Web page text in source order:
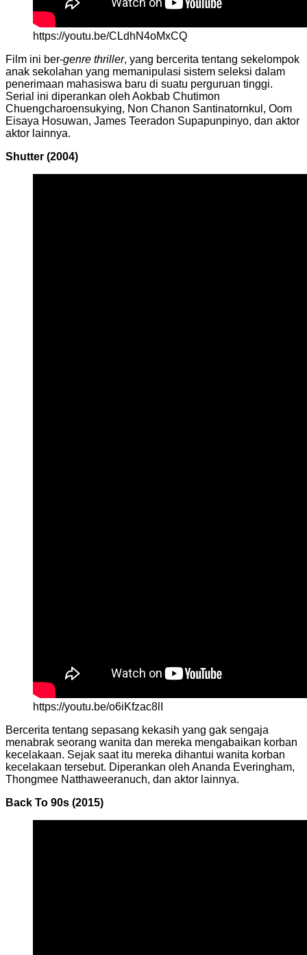
https://youtu.be/CLdhN4oMxCQ
Film ini ber-genre thriller, yang bercerita tentang sekelompok
anak sekolahan yang memanipulasi sistem seleksi dalam
penerimaan mahasiswa baru di suatu perguruan tinggi.
Serial ini diperankan oleh Aokbab Chutimon
Chuengcharoensukying, Non Chanon Santinatornkul, Oom
Eisaya Hosuwan, James Teeradon Supapunpinyo, dan aktor
aktor lainnya.
Shutter (2004)
https://youtu.be/o6iKfzac8lI
Bercerita tentang sepasang kekasih yang gak sengaja
menabrak seorang wanita dan mereka mengabaikan korban
kecelakaan. Sejak saat itu mereka dihantui wanita korban
kecelakaan tersebut. Diperankan oleh Ananda Everingham,
Thongmee Natthaweeranuch, dan aktor lainnya.
Back To 90s (2015)